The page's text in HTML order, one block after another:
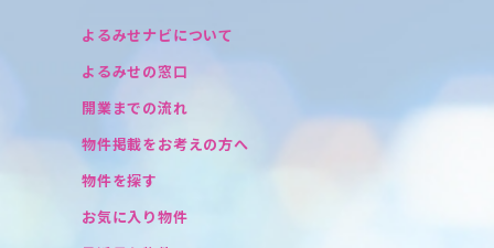
よるみせナビについて
よるみせの窓口
開業までの流れ
物件掲載をお考えの方へ
物件を探す
お気に入り物件